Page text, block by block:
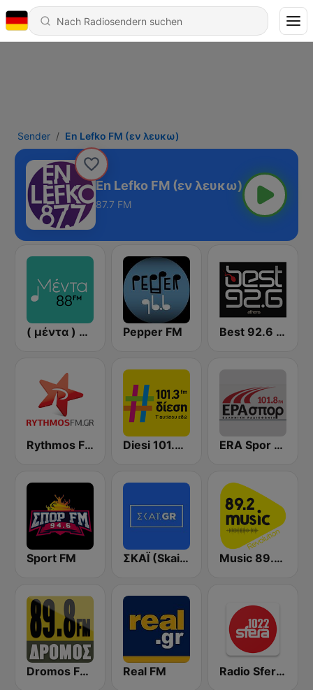
Sender En Lefko FM (εν λευκω)
En Lefko FM (εν λευκω)
87.7 FM
( μέντα ) Menta 88 FM Pepper FM Best 92.6 FM
Rythmos FM - Ρυθμος 94.9 Diesi 101.3 FM ERA Spor - ΕΡΑΣΠΟΡ
Sport FM ΣΚΑΪ (Skai Radio 100.3) Music 89.2 FM
Dromos FM - ΔΡΟΜΟΣ 89.8 Real FM Radio Sfera 102.2 FM